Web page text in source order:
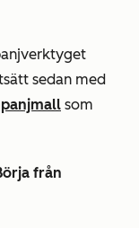
sedan med
som
från